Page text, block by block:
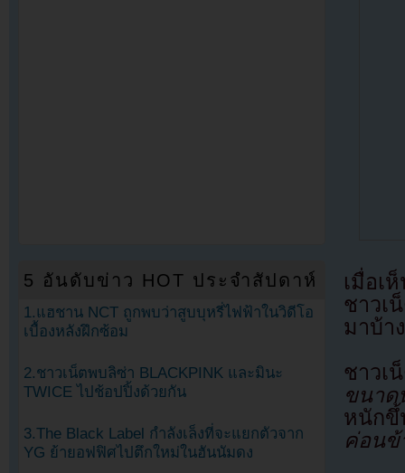
เมื่อเ
ชาวเ
มาบ้า
ชาว
ขนาด
หนัก
ค่อนข้
5 อันดับข่าว HOT ประจำสัปดาห์
1.แฮชาน NCT ถูกพบว่าสูบบุหรี่ไฟฟ้าในวิดีโอ
เบื้องหลังฝึกซ้อม
2.ชาวเน็ตพบลิซ่า BLACKPINK และมินะ
TWICE ไปช้อปปิ้งด้วยกัน
3.The Black Label กำลังเล็งที่จะแยกตัวจาก
YG ย้ายอฟฟิศไปตึกใหม่ในฮันนัมดง